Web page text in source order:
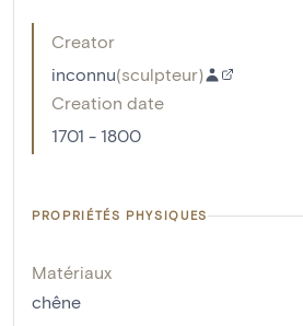
Creator
inconnu(sculpteur)
Creation date
1701 - 1800
PROPRIÉTÉS PHYSIQUES
Matériaux
chêne